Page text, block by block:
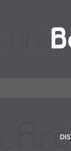
Accéder au